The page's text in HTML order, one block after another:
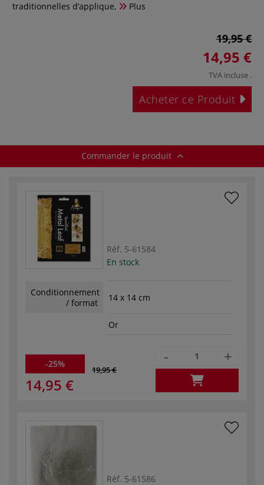
traditionnelles d’applique,
Plus
19,95 €
14,95 €
TVA incluse .
Acheter ce Produit
Commander le produit
Réf. 5-61584
En stock
Conditionnement
/ format
14 x 14 cm
Or
-25%
19,95 €
14,95 €
- +
Réf. 5-61586